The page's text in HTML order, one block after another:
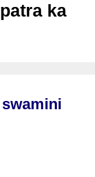
ka
swamini